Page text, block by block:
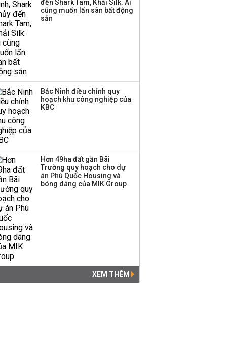
đến Shark Tam, Khải Silk: Ai
cũng muốn lấn sân bất động
sản
Bắc Ninh điều chỉnh quy
hoạch khu công nghiệp của
KBC
Hơn 49ha đất gần Bãi
Trường quy hoạch cho dự
án Phú Quốc Housing và
bóng dáng của MIK Group
XEM THÊM